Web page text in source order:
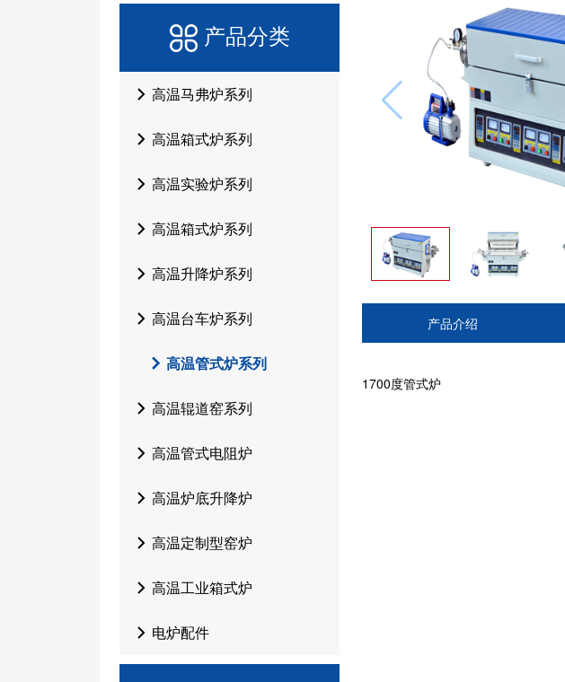
产品分类
高温马弗炉系列
高温箱式炉系列
高温实验炉系列
高温箱式炉系列
高温升降炉系列
高温台车炉系列
高温管式炉系列
高温辊道窑系列
高温管式电阻炉
高温炉底升降炉
高温定制型窑炉
高温工业箱式炉
电炉配件
产品介绍
1700度管式炉